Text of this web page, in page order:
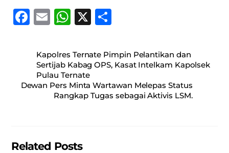
F
c
e
b
E
ai
l
W
at
s
A
p
X
ar
e
Kapolres Ternate Pimpin Pelantikan dan
Sertijab Kabag OPS, Kasat Intelkam Kapolsek
Pulau Ternate
Dewan Pers Minta Wartawan Melepas Status
Rangkap Tugas sebagai Aktivis LSM.
Related Posts